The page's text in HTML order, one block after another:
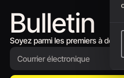
Bulletin
Soyez parmi les premiers à